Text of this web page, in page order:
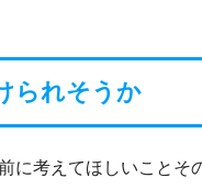
られそうか
に考えてほしいことそ